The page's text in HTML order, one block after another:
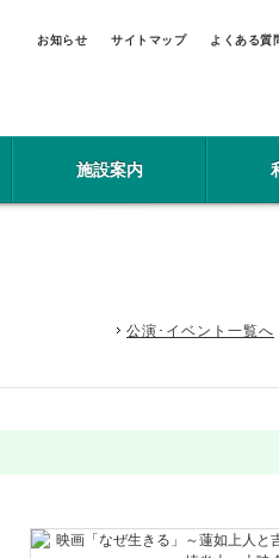
お知らせ サイトマップ よくある質
施設案内
公演･イベント一覧へ